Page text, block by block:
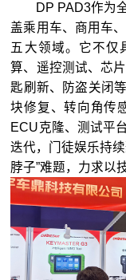
DP PAD3作为全
盖乘用车、商用车
五大领域。它不仅
算、遥控测试、芯
匙刷新、防盗关闭
块修复、转向角传
ECU克隆、测试平
迭代，门徒娱乐持
脖子”难题，力求以